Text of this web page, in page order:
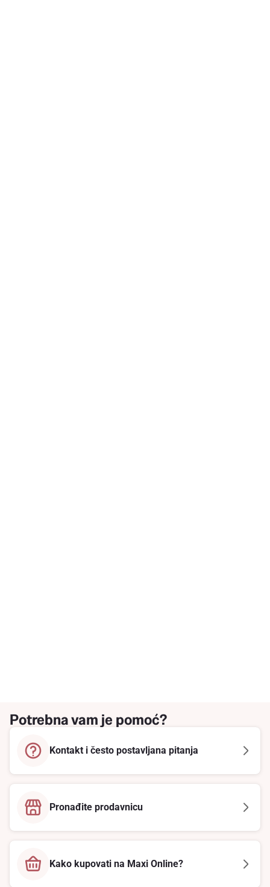
Potrebna vam je pomoć?
Kontakt i često postavljana pitanja
Pronađite prodavnicu
Kako kupovati na Maxi Online?